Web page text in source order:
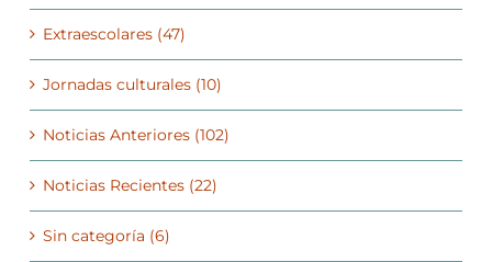
Extraescolares (47)
Jornadas culturales (10)
Noticias Anteriores (102)
Noticias Recientes (22)
Sin categoría (6)